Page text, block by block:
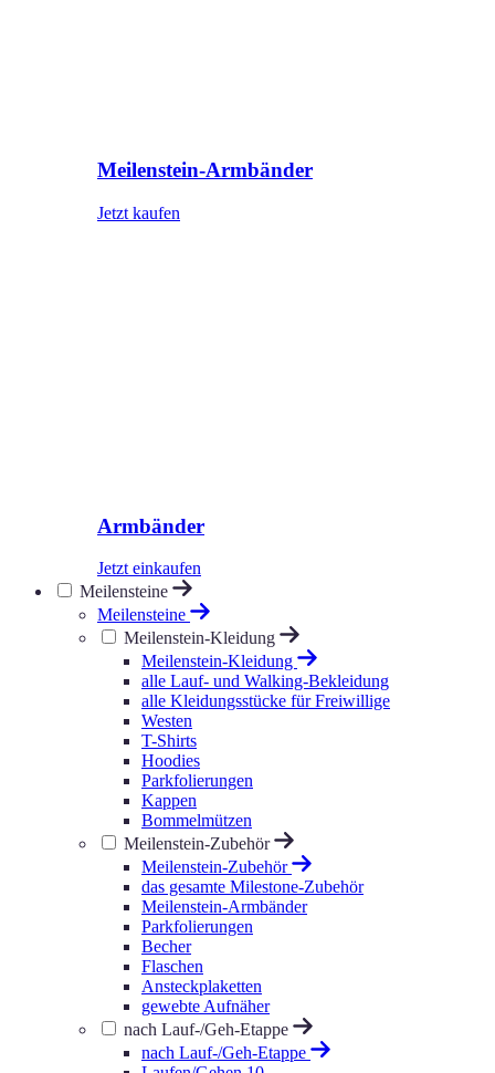
Meilenstein-Armbänder
Jetzt kaufen
Armbänder
Jetzt einkaufen
Meilensteine
Meilensteine
Meilenstein-Kleidung
Meilenstein-Kleidung
alle Lauf- und Walking-Bekleidung
alle Kleidungsstücke für Freiwillige
Westen
T-Shirts
Hoodies
Parkfolierungen
Kappen
Bommelmützen
Meilenstein-Zubehör
Meilenstein-Zubehör
das gesamte Milestone-Zubehör
Meilenstein-Armbänder
Parkfolierungen
Becher
Flaschen
Ansteckplaketten
gewebte Aufnäher
nach Lauf-/Geh-Etappe
nach Lauf-/Geh-Etappe